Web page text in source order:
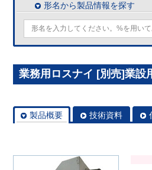
形名から製品情報を探す
業務用ロスナイ [別売]業設
製品概要 技術資料